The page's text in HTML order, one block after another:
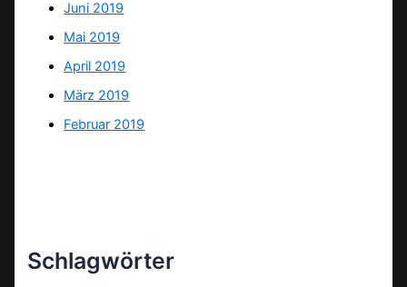
Juni 2019
Mai 2019
April 2019
März 2019
Februar 2019
Schlagwörter